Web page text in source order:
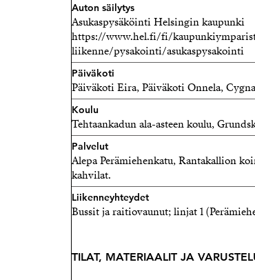
Auton säilytys
Asukaspysäköinti Helsingin kaupunki
https://www.hel.fi/fi/
liikenne/pysakointi/asukaspysakointi
Päiväkoti
Päiväkoti Eira, Päiväkoti Onnela,
Koulu
Tehtaankadun ala-asteen koulu,
Palvelut
Alepa Perämiehenkatu, Rantakallion
kahvilat.
Liikenneyhteydet
Bussit ja raitiovaunut; linjat 1
TILAT, MATERIAALIT JA